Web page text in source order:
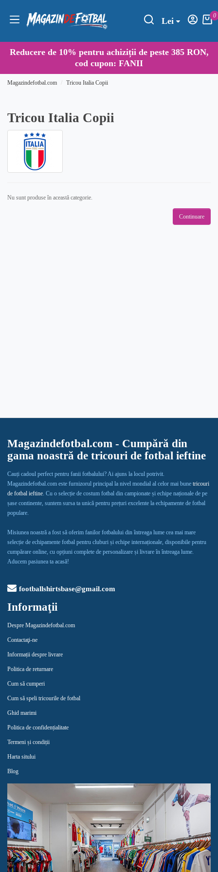
Lei
0
Reducere de 10% pentru achiziții de peste 385 RON,
cod cupon: FANII
Magazindefotbal.com Tricou Italia Copii
Tricou Italia Copii
Nu sunt produse în această categorie.
Continuare
Magazindefotbal.com - Cumpără din
gama noastră de tricouri de fotbal ieftine
Cauți cadoul perfect pentru fanii fotbalului? Ai ajuns la locul potrivit.
Magazindefotbal.com este furnizorul principal la nivel mondial al celor mai bune tricouri
de fotbal ieftine. Cu o selecție de costum fotbal din campionate și echipe naționale de pe
șase continente, suntem sursa ta unică pentru prețuri excelente la echipamente de fotbal
populare.
Misiunea noastră a fost să oferim fanilor fotbalului din întreaga lume cea mai mare
selecție de echipamente fotbal pentru cluburi și echipe internaționale, disponibile pentru
cumpărare online, cu opțiuni complete de personalizare și livrare în întreaga lume.
Aducem pasiunea ta acasă!
footballshirtsbase@gmail.com
Informaţii
Despre Magazindefotbal.com
Contactaţi-ne
Informații despre livrare
Politica de returnare
Cum să cumperi
Cum să speli tricourile de fotbal
Ghid marimi
Politica de confidențialitate
Termeni și condiții
Harta sitului
Blog